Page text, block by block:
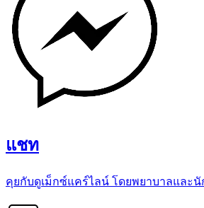
แชท
คุยกับดูเม็กซ์แคร์ไลน์ โดยพยาบาลและ